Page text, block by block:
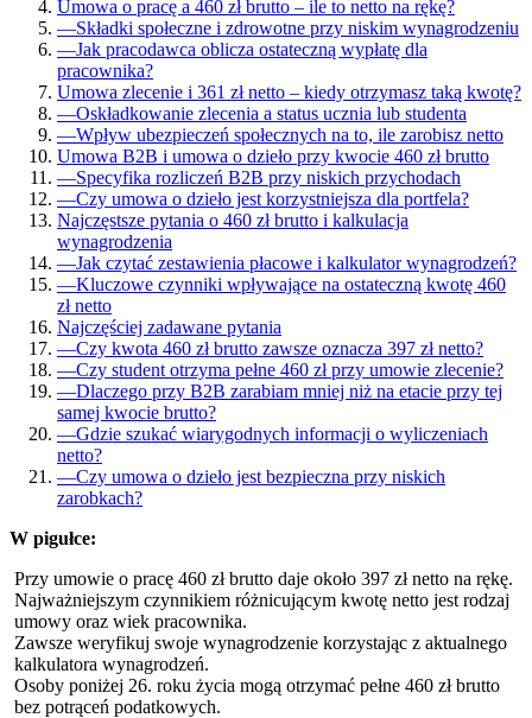
Umowa o pracę a 460 zł brutto – ile to netto na rękę?
—Składki społeczne i zdrowotne przy niskim wynagrodzeniu
—Jak pracodawca oblicza ostateczną wypłatę dla
pracownika?
Umowa zlecenie i 361 zł netto – kiedy otrzymasz taką kwotę?
—Oskładkowanie zlecenia a status ucznia lub studenta
—Wpływ ubezpieczeń społecznych na to, ile zarobisz netto
Umowa B2B i umowa o dzieło przy kwocie 460 zł brutto
—Specyfika rozliczeń B2B przy niskich przychodach
—Czy umowa o dzieło jest korzystniejsza dla portfela?
Najczęstsze pytania o 460 zł brutto i kalkulacja
wynagrodzenia
—Jak czytać zestawienia płacowe i kalkulator wynagrodzeń?
—Kluczowe czynniki wpływające na ostateczną kwotę 460
zł netto
Najczęściej zadawane pytania
—Czy kwota 460 zł brutto zawsze oznacza 397 zł netto?
—Czy student otrzyma pełne 460 zł przy umowie zlecenie?
—Dlaczego przy B2B zarabiam mniej niż na etacie przy tej
samej kwocie brutto?
—Gdzie szukać wiarygodnych informacji o wyliczeniach
netto?
—Czy umowa o dzieło jest bezpieczna przy niskich
zarobkach?
W pigułce:
Przy umowie o pracę 460 zł brutto daje około 397 zł netto na rękę.
Najważniejszym czynnikiem różnicującym kwotę netto jest rodzaj
umowy oraz wiek pracownika.
Zawsze weryfikuj swoje wynagrodzenie korzystając z aktualnego
kalkulatora wynagrodzeń.
Osoby poniżej 26. roku życia mogą otrzymać pełne 460 zł brutto
bez potrąceń podatkowych.